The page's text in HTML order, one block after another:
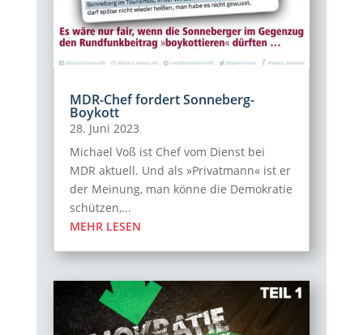
MDR-Chef fordert Sonneberg-
Boykott
28. Juni 2023
Michael Voß ist Chef vom Dienst bei
MDR aktuell. Und als »Privatmann« ist er
der Meinung, man könne die Demokratie
schützen,...
MEHR LESEN